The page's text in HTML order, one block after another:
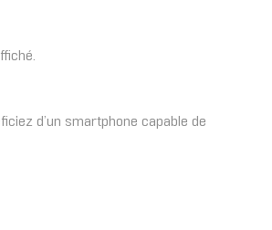
d’un smartphone capable de